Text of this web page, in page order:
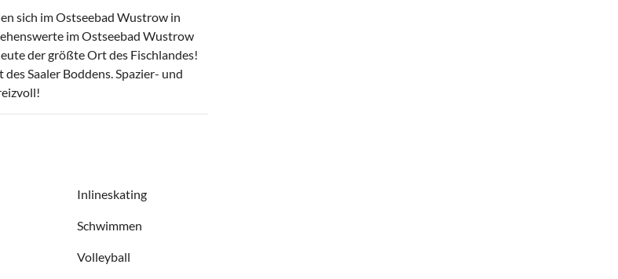
sich im Ostseebad Wustrow in
im Ostseebad Wustrow
der größte Ort des Fischlandes!
Saaler Boddens. Spazier- und
Inlineskating
Schwimmen
Volleyball